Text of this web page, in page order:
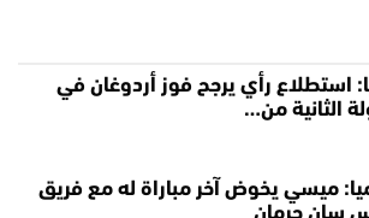
استطلاع رأي يرجح فوز أردوغان في
الثانية من…
ميسي يخوض آخر مباراة له مع فريق
سان جرمان